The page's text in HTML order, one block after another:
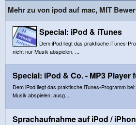
Mehr zu von ipod auf mac, MIT
Special: iPod & iTunes
Dem iPod liegt das praktische iTunes-
nicht nur Musik abspielen, ...
Special: iPod & Co. - MP3 Player
Dem iPod liegt das praktische iTunes-Programm
Musik abspielen, ausg...
Sprachaufnahme auf iPod /